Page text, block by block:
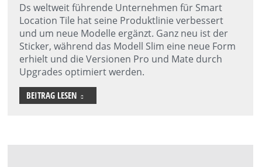
Ds weltweit führende Unternehmen für Smart
Location Tile hat seine Produktlinie verbessert
und um neue Modelle ergänzt. Ganz neu ist der
Sticker, während das Modell Slim eine neue Form
erhielt und die Versionen Pro und Mate durch
Upgrades optimiert werden.
BEITRAG LESEN